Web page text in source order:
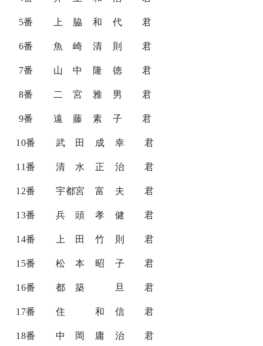
5番 上 脇 和 代 君
6番 魚 崎 清 則 君
7番 山 中 隆 徳 君
8番 二 宮 雅 男 君
9番 遠 藤 素 子 君
10番 武 田 成 幸 君
11番 清 水 正 治 君
12番 宇都宮 富 夫 君
13番 兵 頭 孝 健 君
14番 上 田 竹 則 君
15番 松 本 昭 子 君
16番 都 築 旦 君
17番 住 和 信 君
18番 中 岡 庸 治 君